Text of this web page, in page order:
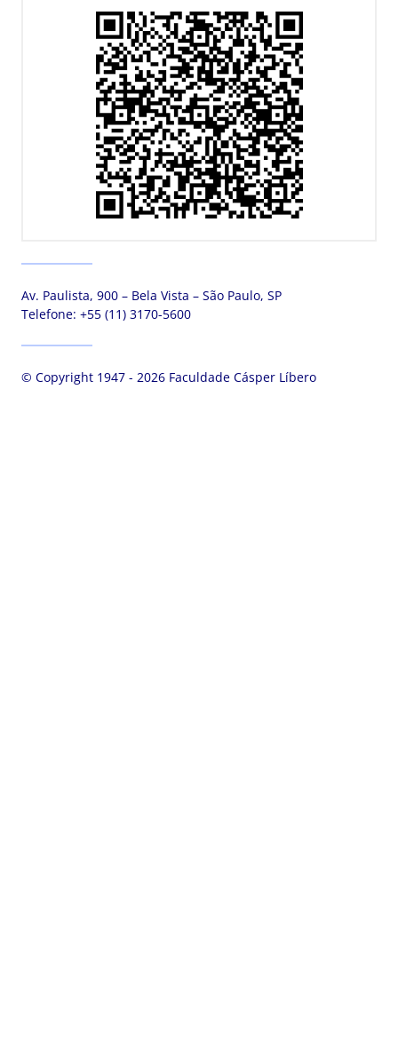
Av. Paulista, 900 – Bela Vista – São Paulo, SP
Telefone: +55 (11) 3170-5600
© Copyright 1947 - 2026 Faculdade Cásper Líbero